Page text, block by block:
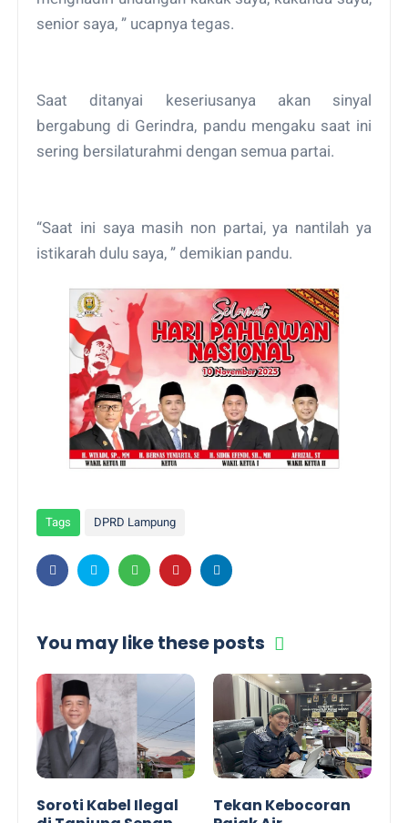
senior saya, ” ucapnya tegas.
Saat ditanyai keseriusanya akan sinyal
bergabung di Gerindra, pandu mengaku saat ini
sering bersilaturahmi dengan semua partai.
“Saat ini saya masih non partai, ya nantilah ya
istikarah dulu saya, ” demikian pandu.
Tags DPRD Lampung
You may like these posts
Soroti Kabel Ilegal
Tekan Kebocoran